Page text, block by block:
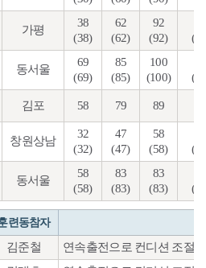
가평
38
(38)
62
(62)
92
(92)
동서울
69
(69)
85
(85)
100
(100)
김포 58 79 89
창원상남
32
(32)
47
(47)
58
(58)
동서울
58
(58)
83
(83)
83
(83)
련동참자
김준철 연속출전으로 컨디션 조절